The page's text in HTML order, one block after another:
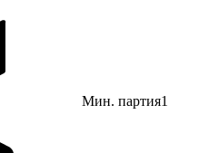
Мин. партия1